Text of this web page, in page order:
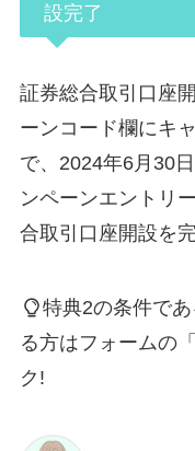
設完了
証券総合取引口座
ーンコード欄にキ
で、2024年6月30
ンペーンエントリ
合取引口座開設を
特典2の条件で
る方はフォームの
ク!